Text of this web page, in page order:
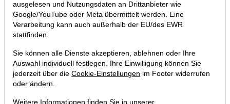
29.10.2018 um 20:11 Uhr | P. Uhlschmied
ausgelesen und Nutzungsdaten an Drittanbieter wie
Google/YouTube oder Meta übermittelt werden. Eine
Verarbeitung kann auch außerhalb der EU/des EWR
stattfinden.
Sie können alle Dienste akzeptieren, ablehnen oder Ihre
Auswahl individuell festlegen. Ihre Einwilligung können Sie
jederzeit über die Cookie-Einstellungen im Footer widerrufen
oder ändern.
Weitere Informationen finden Sie in unserer